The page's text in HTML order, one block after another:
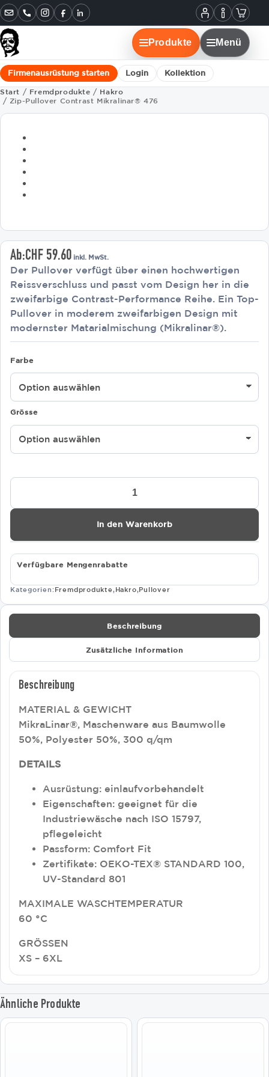
Mein
Konto
Informationen
Instagram
FacebookLinkedIn
Produkte Menü
Firmenausrüstung starten Login Kollektion
Start / Fremdprodukte / Hakro
/ Zip-Pullover Contrast Mikralinar® 476
Ab:CHF 59.60 inkl. MwSt.
Der Pullover verfügt über einen hochwertigen
Reissverschluss und passt vom Design her in die
zweifarbige Contrast-Performance Reihe. Ein Top-
Pullover in moderem zweifarbigen Design mit
modernster Matarialmischung (Mikralinar®).
Farbe
Grösse
Zip-
Contrast
Mikralinar®
Menge
In den Warenkorb
Verfügbare Mengenrabatte
Kategorien:Fremdprodukte,Hakro,Pullover
Beschreibung
Zusätzliche Information
Beschreibung
MATERIAL & GEWICHT
MikraLinar®, Maschenware aus Baumwolle
50%, Polyester 50%, 300 q/qm
DETAILS
Ausrüstung: einlaufvorbehandelt
Eigenschaften: geeignet für die
Industriewäsche nach ISO 15797,
pflegeleicht
Passform: Comfort Fit
Zertifikate: OEKO-TEX® STANDARD 100,
UV-Standard 801
MAXIMALE WASCHTEMPERATUR
60 °C
GRÖSSEN
XS – 6XL
Ähnliche Produkte